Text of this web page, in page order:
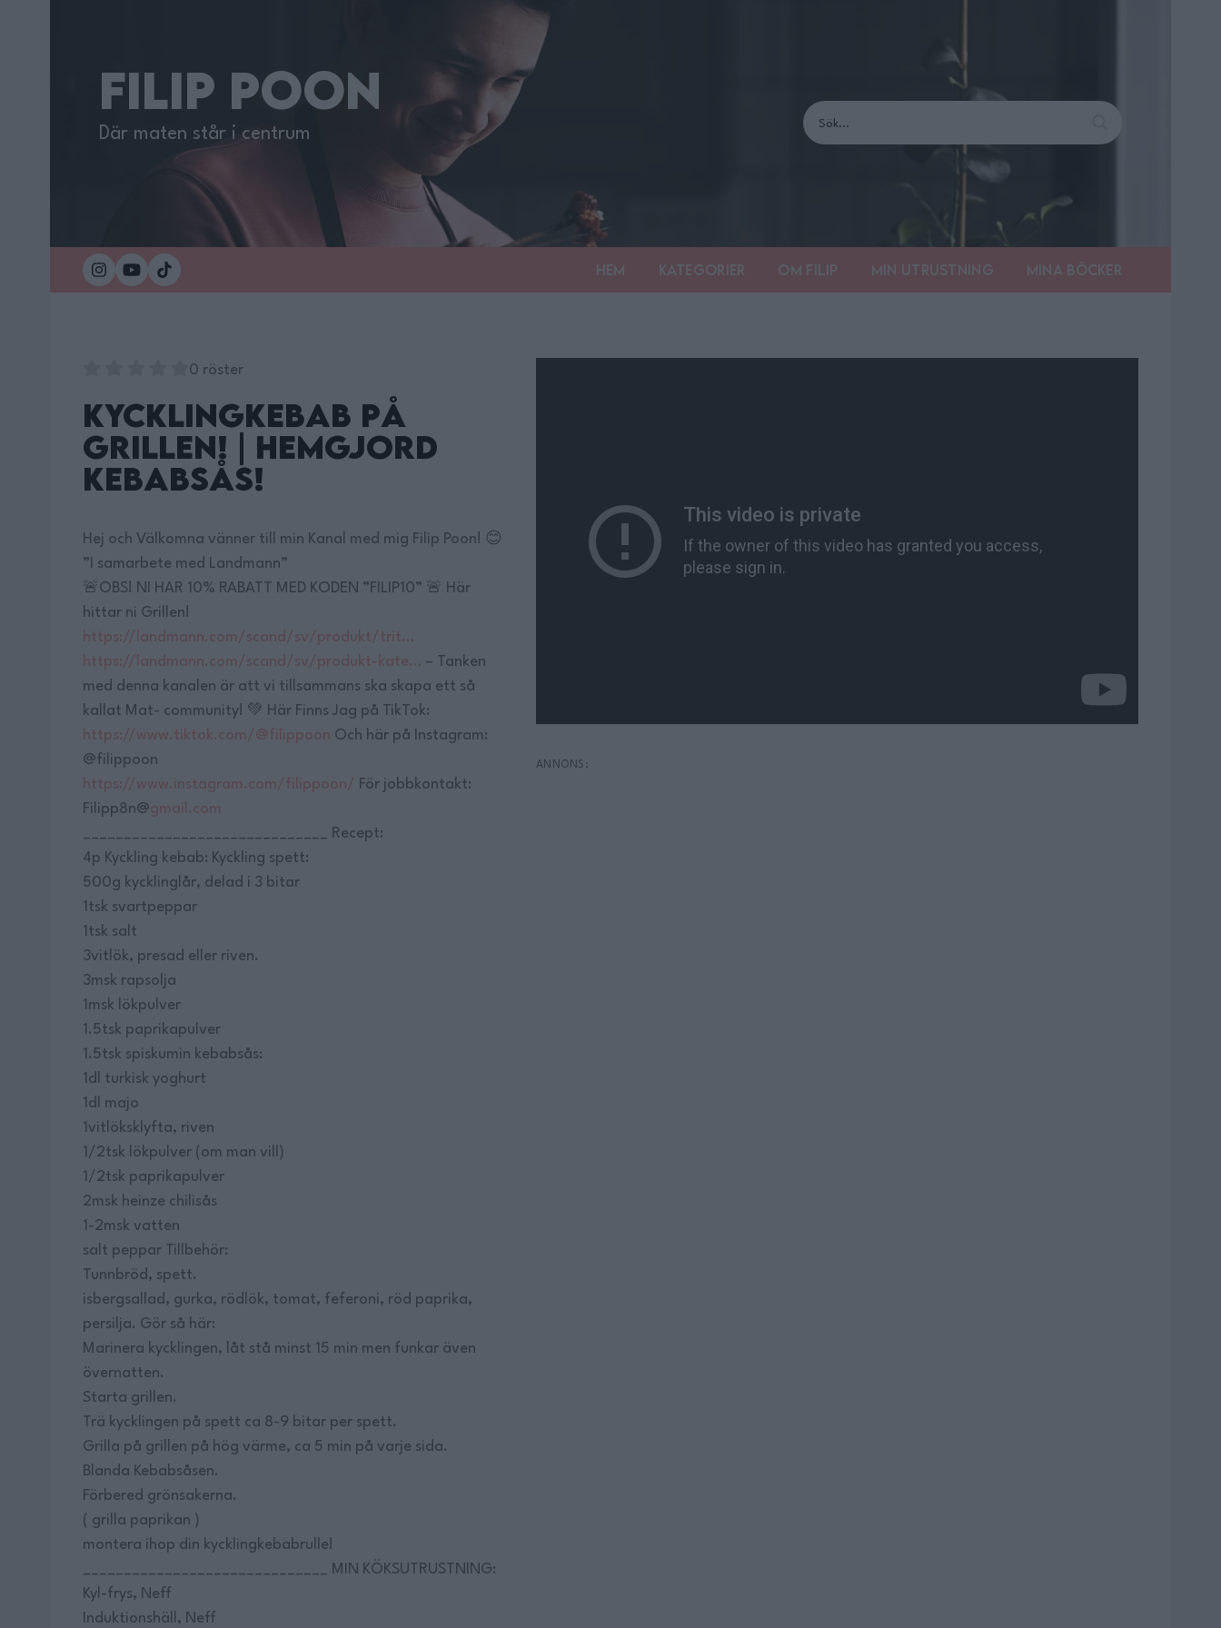
FILIP POON
Där maten står i centrum
Hem Kategorier Om Filip Min utrustning Mina böcker
0 röster
Kycklingkebab på
Grillen! | Hemgjord
Kebabsås!
Hej och Välkomna vänner till min Kanal med mig Filip Poon! 😊
”I samarbete med Landmann”
🚨OBS! NI HAR 10% RABATT MED KODEN ”FILIP10” 🚨 Här
hittar ni Grillen!
https://landmann.com/scand/sv/produkt/trit…
https://landmann.com/scand/sv/produkt-kate… – Tanken
med denna kanalen är att vi tillsammans ska skapa ett så
kallat Mat- community! 💚 Här Finns Jag på TikTok:
https://www.tiktok.com/@filippoon Och här på Instagram:
@filippoon
https://www.instagram.com/filippoon/ För jobbkontakt:
Filipp8n@gmail.com
______________________________ Recept:
4p Kyckling kebab: Kyckling spett:
500g kycklinglår, delad i 3 bitar
1tsk svartpeppar
1tsk salt
3vitlök, presad eller riven.
3msk rapsolja
1msk lökpulver
1.5tsk paprikapulver
1.5tsk spiskumin kebabsås:
1dl turkisk yoghurt
1dl majo
1vitlöksklyfta, riven
1/2tsk lökpulver (om man vill)
1/2tsk paprikapulver
2msk heinze chilisås
1-2msk vatten
salt peppar Tillbehör:
Tunnbröd, spett.
isbergsallad, gurka, rödlök, tomat, feferoni, röd paprika,
persilja. Gör så här:
Marinera kycklingen, låt stå minst 15 min men funkar även
övernatten.
Starta grillen.
Trä kycklingen på spett ca 8-9 bitar per spett.
Grilla på grillen på hög värme, ca 5 min på varje sida.
Blanda Kebabsåsen.
Förbered grönsakerna.
( grilla paprikan )
montera ihop din kycklingkebabrulle!
______________________________ MIN KÖKSUTRUSTNING:
Kyl-frys, Neff
Induktionshäll, Neff